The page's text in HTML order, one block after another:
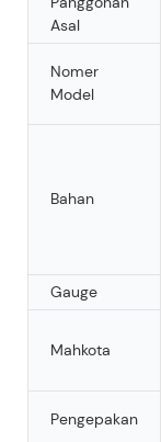
Asal
Nomer
Model
Bahan
Gauge
Mahkota
Pengepakan